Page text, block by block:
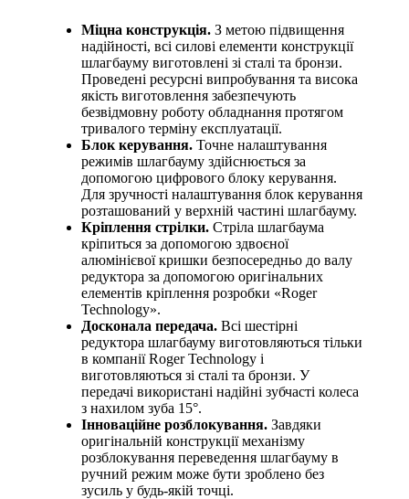
Міцна конструкція. З метою підвищення
надійності, всі силові елементи конструкції
шлагбауму виготовлені зі сталі та бронзи.
Проведені ресурсні випробування та висока
якість виготовлення забезпечують
безвідмовну роботу обладнання протягом
тривалого терміну експлуатації.
Блок керування. Точне налаштування
режимів шлагбауму здійснюється за
допомогою цифрового блоку керування.
Для зручності налаштування блок керування
розташований у верхній частині шлагбауму.
Кріплення стрілки. Стріла шлагбаума
кріпиться за допомогою здвоєної
алюмінієвої кришки безпосередньо до валу
редуктора за допомогою оригінальних
елементів кріплення розробки «Roger
Technology».
Досконала передача. Всі шестірні
редуктора шлагбауму виготовляються тільки
в компанії Roger Technology і
виготовляються зі сталі та бронзи. У
передачі використані надійні зубчасті колеса
з нахилом зуба 15°.
Інноваційне розблокування. Завдяки
оригінальній конструкції механізму
розблокування переведення шлагбауму в
ручний режим може бути зроблено без
зусиль у будь-якій точці.